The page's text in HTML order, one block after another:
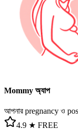
Mommy অ্যাপ
আপনার pregnancy ও
4.9 ★ FREE